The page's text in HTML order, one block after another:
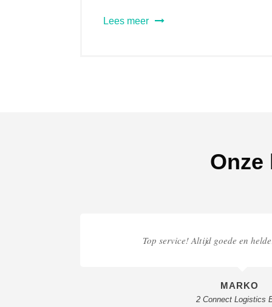
Lees meer
Onze
Top service! Altijd goede en
MARKO
2 Connect Logistics